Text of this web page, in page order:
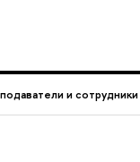
и сотрудники